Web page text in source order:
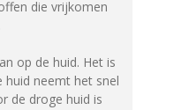
die vrijkomen
op de huid. Het is
huid neemt het snel
de droge huid is